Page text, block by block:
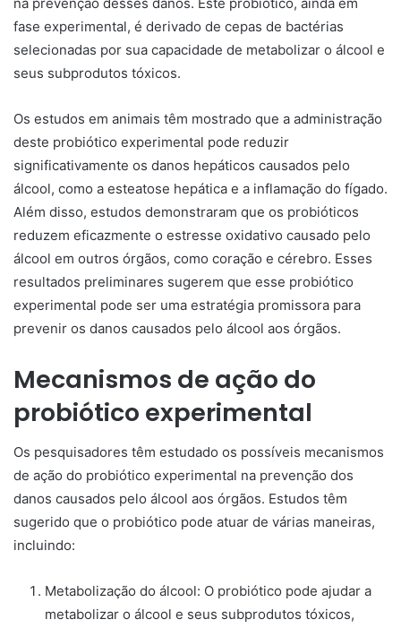
fase experimental, é derivado de cepas de bactérias
selecionadas por sua capacidade de metabolizar o álcool e
seus subprodutos tóxicos.
Os estudos em animais têm mostrado que a administração
deste probiótico experimental pode reduzir
significativamente os danos hepáticos causados pelo
álcool, como a esteatose hepática e a inflamação do fígado.
Além disso, estudos demonstraram que os probióticos
reduzem eficazmente o estresse oxidativo causado pelo
álcool em outros órgãos, como coração e cérebro. Esses
resultados preliminares sugerem que esse probiótico
experimental pode ser uma estratégia promissora para
prevenir os danos causados pelo álcool aos órgãos.
Mecanismos de ação do
probiótico experimental
Os pesquisadores têm estudado os possíveis mecanismos
de ação do probiótico experimental na prevenção dos
danos causados pelo álcool aos órgãos. Estudos têm
sugerido que o probiótico pode atuar de várias maneiras,
incluindo:
Metabolização do álcool: O probiótico pode ajudar a
metabolizar o álcool e seus subprodutos tóxicos,